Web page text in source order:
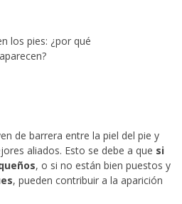
de barrera entre la piel del pie y
aliados. Esto se debe a que si
, o si no están bien puestos y
, pueden contribuir a la aparición